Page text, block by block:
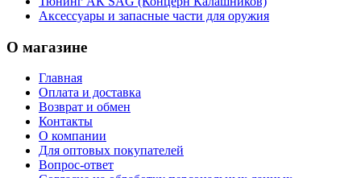
Аксессуары и запасные части для оружия
О магазине
Главная
Оплата и доставка
Возврат и обмен
Контакты
О компании
Для оптовых покупателей
Вопрос-ответ